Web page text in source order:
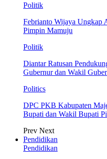
Politik
Febrianto Wijaya Ungkap
Pimpin Mamuju
Politik
Diantar Ratusan
Gubernur dan Wakil
Politics
DPC PKB Kabupaten
Bupati dan Wakil Bupati
Prev Next
Pendidikan
Pendidikan